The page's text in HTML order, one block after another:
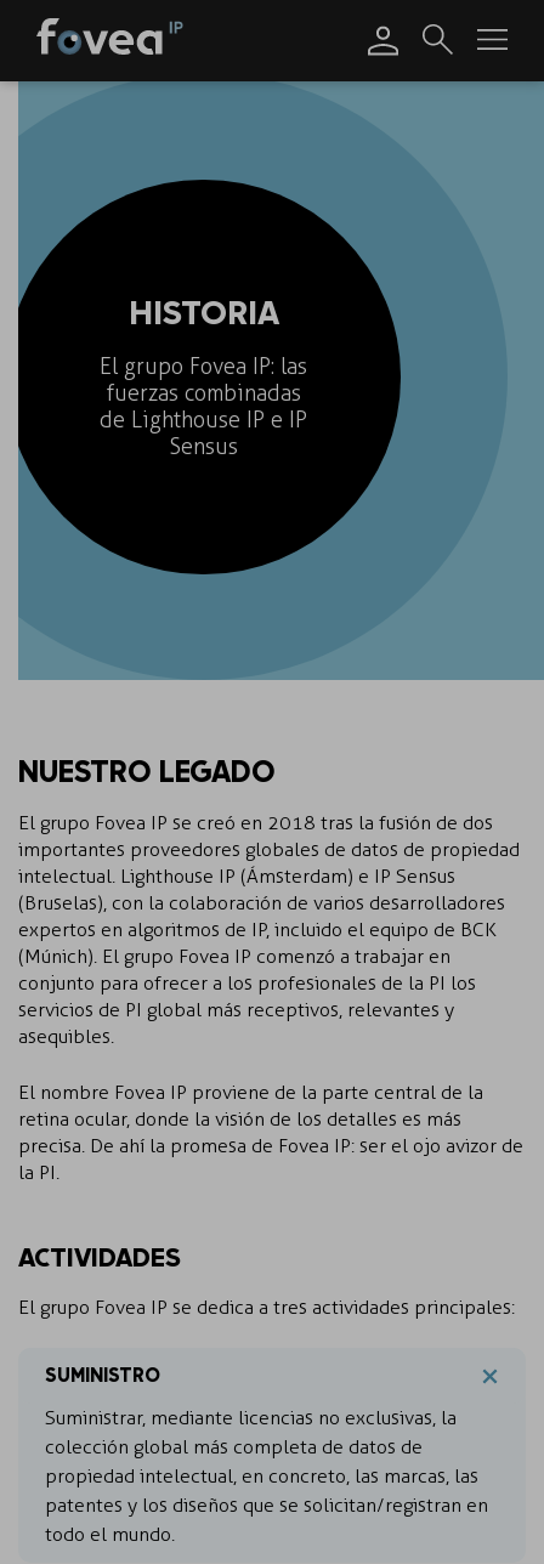
Skip
HISTORIA
El grupo Fovea IP: las
fuerzas combinadas
de Lighthouse IP e IP
Sensus
NUESTRO LEGADO
El grupo Fovea IP se creó en 2018 tras la fusión de dos
importantes proveedores globales de datos de propiedad
intelectual. Lighthouse IP (Ámsterdam) e IP Sensus
(Bruselas), con la colaboración de varios desarrolladores
expertos en algoritmos de IP, incluido el equipo de BCK
(Múnich). El grupo Fovea IP comenzó a trabajar en
conjunto para ofrecer a los profesionales de la PI los
servicios de PI global más receptivos, relevantes y
asequibles.
El nombre Fovea IP proviene de la parte central de la
retina ocular, donde la visión de los detalles es más
precisa. De ahí la promesa de Fovea IP: ser el ojo avizor de
la PI.
ACTIVIDADES
El grupo Fovea IP se dedica a tres actividades principales:
SUMINISTRO
Suministrar, mediante licencias no exclusivas, la
colección global más completa de datos de
propiedad intelectual, en concreto, las marcas, las
patentes y los diseños que se solicitan/registran en
todo el mundo.